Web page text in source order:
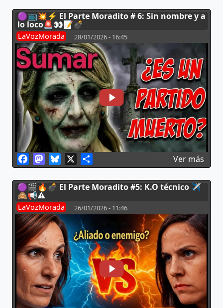
🟣📺💥⚡ El Parte Moradito # 6: Sin nombre y a
lo loco🚨👀📝💣
LaVozMorada 28/01/2026 - 16:45
Ver más
FacebookMastodon
Bluesky
🟣🎬🔥💣 El Parte Moradito #5: K.O técnico ✈️
🙈📢⚠️
LaVozMorada 26/01/2026 - 11:46